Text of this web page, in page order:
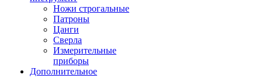
Ножи строгальные
Патроны
Цанги
Сверла
Измерительные
приборы
Дополнительное